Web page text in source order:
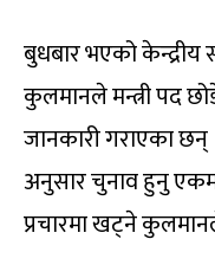
बुधबार भएको
कुलमानले मन्त्री पद
जानकारी गराएका
अनुसार चुनाव हुनु
प्रचारमा खट्ने